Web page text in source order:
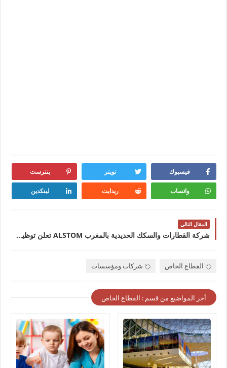
فيسبوك تويتر بنترست
واتساب ريدايت لينكدين
المقال التالي
شركة القطارات والسكك الحديدية بالمغرب ALSTOM تعلن توظيفات جديدة للشباب في عدة تخصصات 2025
القطاع الخاص شركات ومؤسسات
أخر المواضيع من قسم : القطاع الخاص